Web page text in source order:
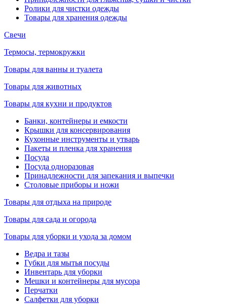
Ролики для чистки одежды
Товары для хранения одежды
Свечи
Термосы, термокружки
Товары для ванны и туалета
Товары для животных
Товары для кухни и продуктов
Банки, контейнеры и емкости
Крышки для консервирования
Кухонные инструменты и утварь
Пакеты и пленка для хранения
Посуда
Посуда одноразовая
Принадлежности для запекания и выпечки
Столовые приборы и ножи
Товары для отдыха на природе
Товары для сада и огорода
Товары для уборки и ухода за домом
Ведра и тазы
Губки для мытья посуды
Инвентарь для уборки
Мешки и контейнеры для мусора
Перчатки
Салфетки для уборки